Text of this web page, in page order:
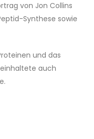
von Jon Collins
Synthese sowie
und das
auch